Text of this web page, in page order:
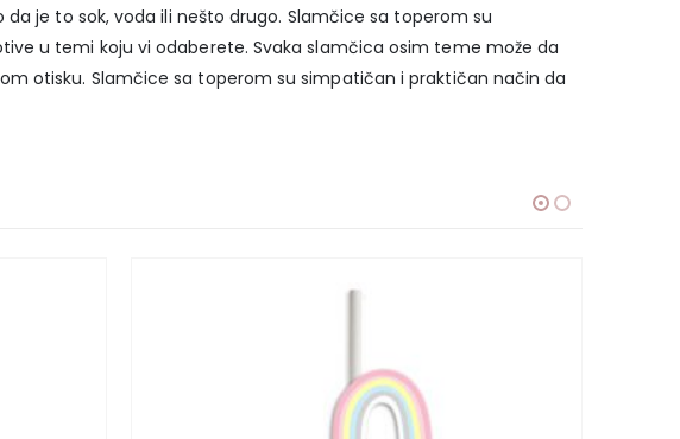
je to sok, voda ili nešto drugo. Slamčice sa toperom su
u temi koju vi odaberete. Svaka slamčica osim teme može da
otisku. Slamčice sa toperom su simpatičan i praktičan način da